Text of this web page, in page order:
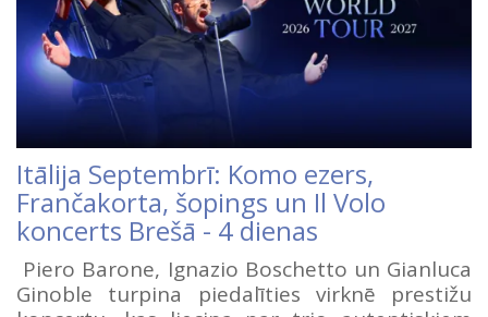
Itālija Septembrī: Komo ezers,
Frančakorta, šopings un Il Volo
koncerts Brešā - 4 dienas
Piero Barone, Ignazio Boschetto un Gianluca
Ginoble turpina piedalīties virknē prestižu